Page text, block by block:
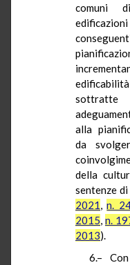
comuni
alla
da
della
sentenze
2021,n.
2015, n.
2013).
6.–